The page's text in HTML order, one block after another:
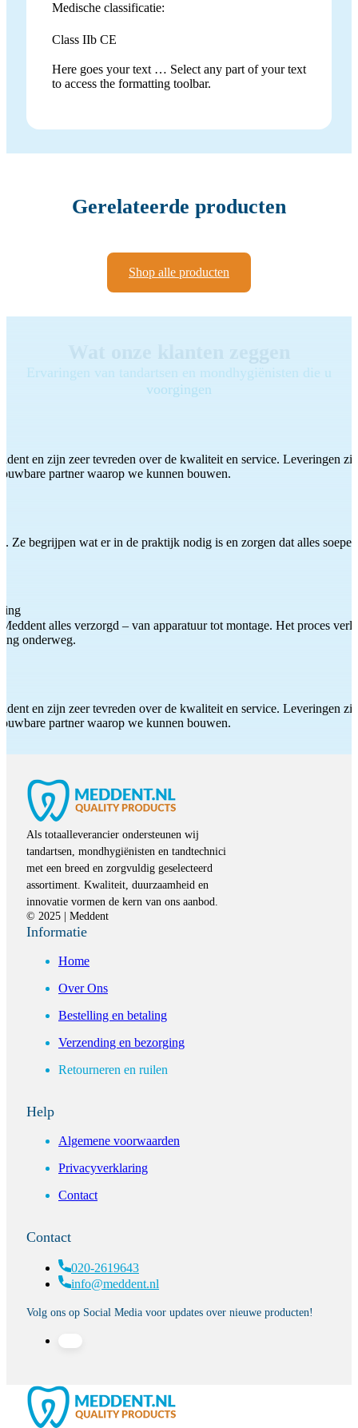
Medische classificatie:
Class IIb CE
Here goes your text … Select any part of your text
to access the formatting toolbar.
Gerelateerde producten
Shop alle producten
Ervaringen van tandartsen en mondhygiënisten die u
voorgingen
en zijn zeer tevreden over de kwaliteit en service. Leveringen
partner waarop we kunnen bouwen.
Ze begrijpen wat er in de praktijk nodig is en zorgen dat alles
alles verzorgd – van apparatuur tot montage. Het proces
onderweg.
en zijn zeer tevreden over de kwaliteit en service. Leveringen
partner waarop we kunnen bouwen.
Als totaalleverancier ondersteunen wij
tandartsen, mondhygiënisten en tandtechnici
met een breed en zorgvuldig geselecteerd
assortiment. Kwaliteit, duurzaamheid en
innovatie vormen de kern van ons aanbod.
© 2025 | Meddent
Informatie
Home
Over Ons
Bestelling en betaling
Verzending en bezorging
Retourneren en ruilen
Help
Algemene voorwaarden
Privacyverklaring
Contact
Contact
020-2619643
info@meddent.nl
Volg ons op Social Media voor updates over nieuwe producten!